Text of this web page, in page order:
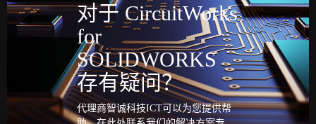
对于 CircuitWorks
for
SOLIDWORKS
存有疑问？
代理商智诚科技ICT可以为您提供帮